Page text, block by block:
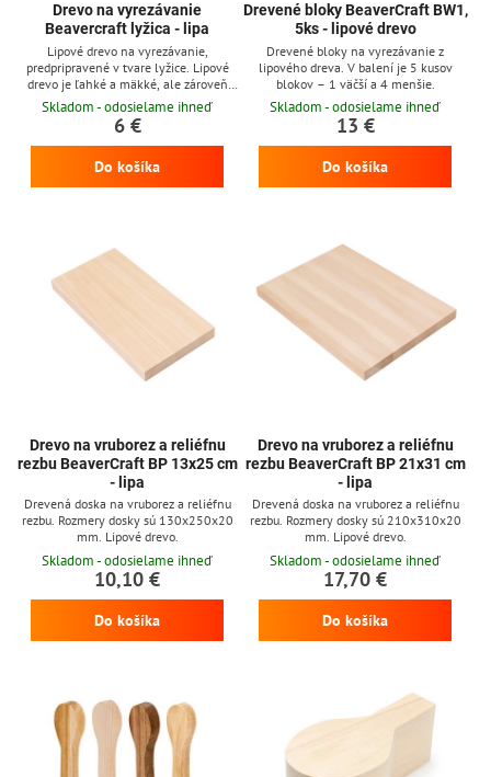
Drevo na vyrezávanie
Beavercraft lyžica - lipa
Lipové drevo na vyrezávanie,
predpripravené v tvare lyžice. Lipové
drevo je ľahké a mäkké, ale zároveň
silné. Pracuje sa s ním veľmi ľahko a je
skvelé pre vyrezávanie vďaka mäkkosti a
dobrej spracovateľnosti dreva.
Skladom - odosielame ihneď
6 €
Do košíka
Drevené bloky BeaverCraft BW1,
5ks - lipové drevo
Drevené bloky na vyrezávanie z
lipového dreva. V balení je 5 kusov
blokov – 1 väčší a 4 menšie.
Skladom - odosielame ihneď
13 €
Do košíka
Drevo na vruborez a reliéfnu
rezbu BeaverCraft BP 13x25 cm
- lipa
Drevená doska na vruborez a reliéfnu
rezbu. Rozmery dosky sú 130x250x20
mm. Lipové drevo.
Skladom - odosielame ihneď
10,10 €
Do košíka
Drevo na vruborez a reliéfnu
rezbu BeaverCraft BP 21x31 cm
- lipa
Drevená doska na vruborez a reliéfnu
rezbu. Rozmery dosky sú 210x310x20
mm. Lipové drevo.
Skladom - odosielame ihneď
17,70 €
Do košíka